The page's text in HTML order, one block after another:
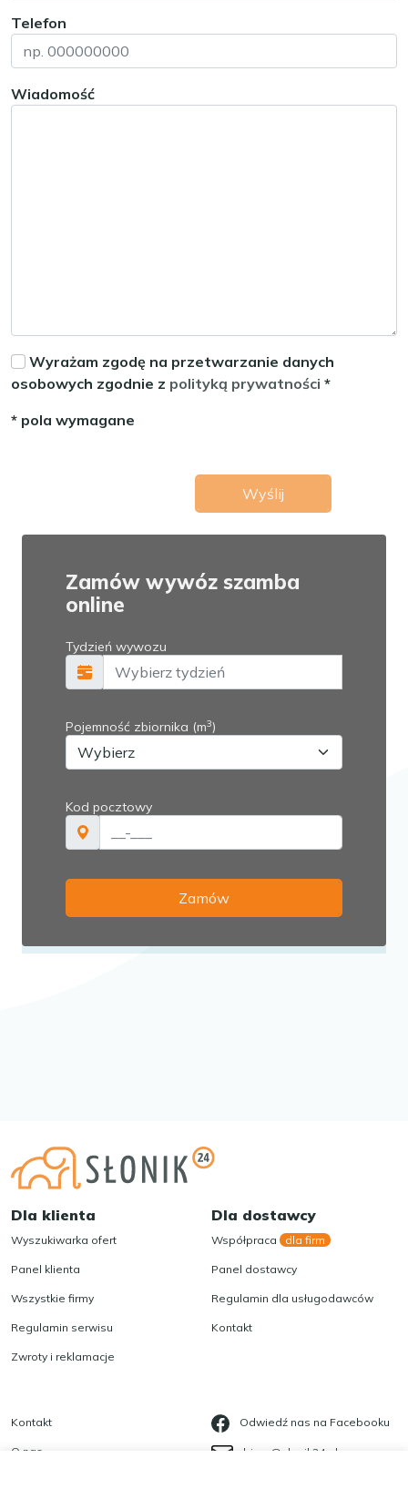
Telefon
Wiadomość
Wyrażam zgodę na przetwarzanie danych
osobowych zgodnie z polityką prywatności *
* pola wymagane
Dla klienta
Wyszukiwarka ofert
Panel klienta
Wszystkie firmy
Regulamin serwisu
Zwroty i reklamacje
Dla dostawcy
Współpraca dla firm
Panel dostawcy
Regulamin dla usługodawców
Kontakt
Kontakt
O nas
Odwiedź nas na Facebooku
biuro@slonik24.pl